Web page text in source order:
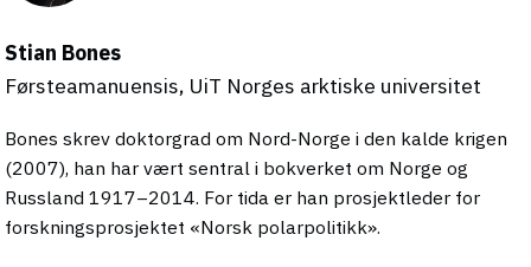
Stian Bones
Førsteamanuensis, UiT Norges arktiske universitet
Bones skrev doktorgrad om Nord-Norge i den kalde krigen
(2007), han har vært sentral i bokverket om Norge og
Russland 1917–2014. For tida er han prosjektleder for
forskningsprosjektet «Norsk polarpolitikk».